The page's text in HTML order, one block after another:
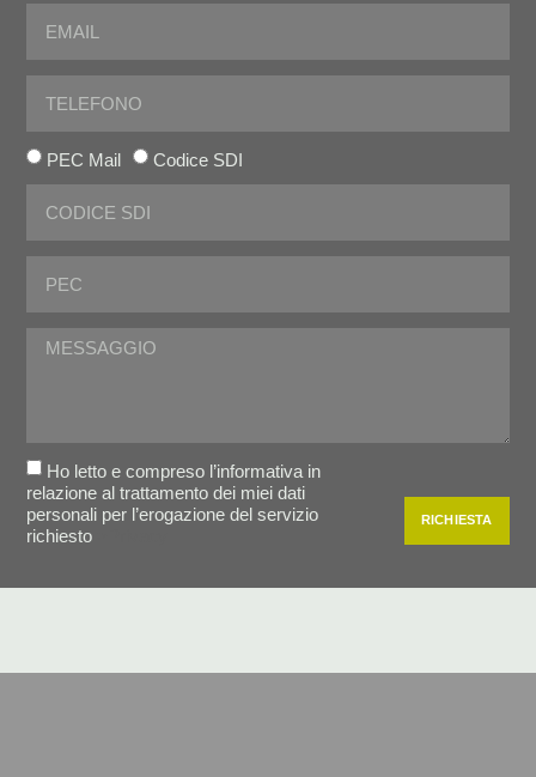
PEC Mail Codice SDI
Ho letto e compreso l’informativa in
relazione al trattamento dei miei dati
personali per l’erogazione del servizio
richiesto
RICHIESTA